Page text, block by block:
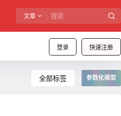
文章
登录 快速注册
全部标签 参数化模型